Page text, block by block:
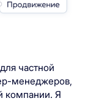
частной
менеджеров,
компании. Я